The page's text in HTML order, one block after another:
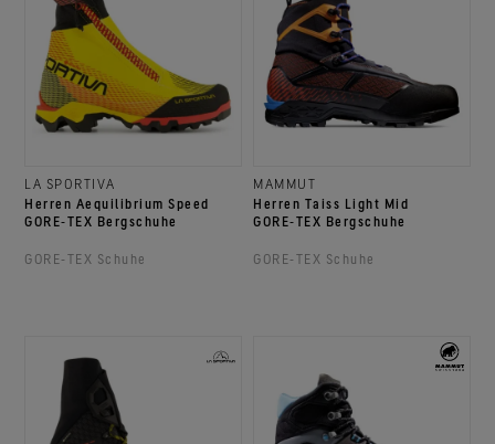
LA SPORTIVA
Herren Aequilibrium Speed
GORE‑TEX Bergschuhe
GORE‑TEX Schuhe
MAMMUT
Herren Taiss Light Mid
GORE‑TEX Bergschuhe
GORE‑TEX Schuhe